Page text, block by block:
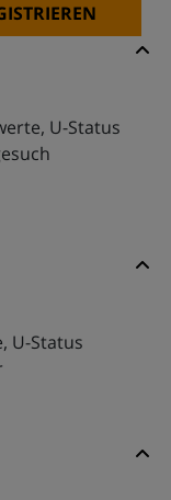
U-Status
U-Status